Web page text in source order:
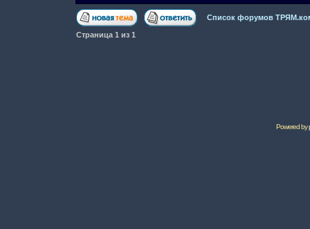
Список форумов
Страница 1 из 1
Powered by